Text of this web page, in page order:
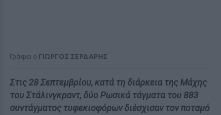
Γράφει ο ΓΙΩΡΓΟΣ ΣΕΡΔΑΡΗΣ
Στις 28 Σεπτεμβρίου, κατά τη διάρκεια της Μάχης
του Στάλινγκραντ, δύο Ρωσικά τάγματα του 883
συντάγματος τυφεκιοφόρων διέσχισαν τον ποταμό